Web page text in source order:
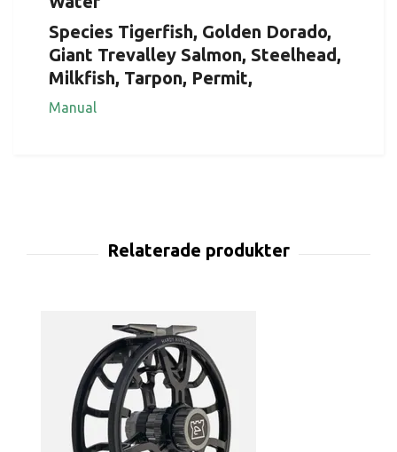
Species Tigerfish, Golden Dorado,
Giant Trevalley Salmon, Steelhead,
Milkfish, Tarpon, Permit,
Manual